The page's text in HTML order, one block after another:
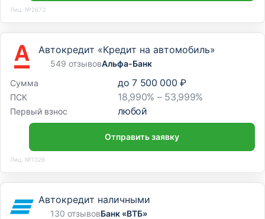
Лиц. №2673
Автокредит «Кредит на автомобиль»
549 отзывовАльфа-Банк
Сумма
до 7 500 000 ₽
ПСК 18,990% – 53,999%
Первый взнос любой
Отправить заявку
Лиц. №1326
Автокредит наличными
130 отзывовБанк «ВТБ»